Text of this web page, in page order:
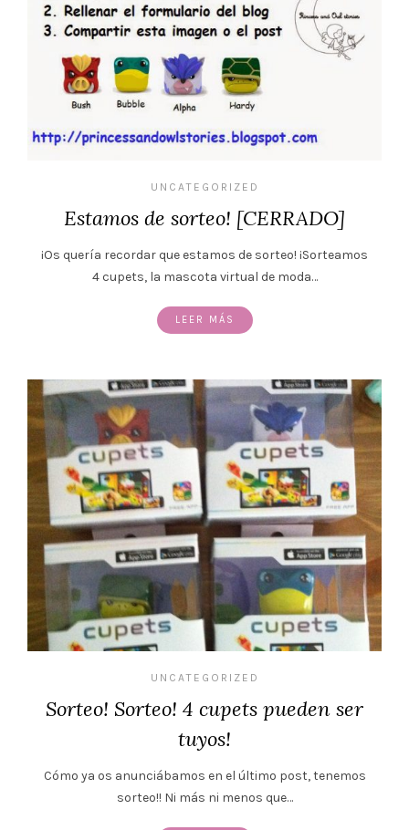
UNCATEGORIZED
Estamos de sorteo! [CERRADO]
¡Os quería recordar que estamos de sorteo! ¡Sorteamos
4 cupets, la mascota virtual de moda…
LEER MÁS
UNCATEGORIZED
Sorteo! Sorteo! 4 cupets pueden ser
tuyos!
Cómo ya os anunciábamos en el último post, tenemos
sorteo!! Ni más ni menos que…